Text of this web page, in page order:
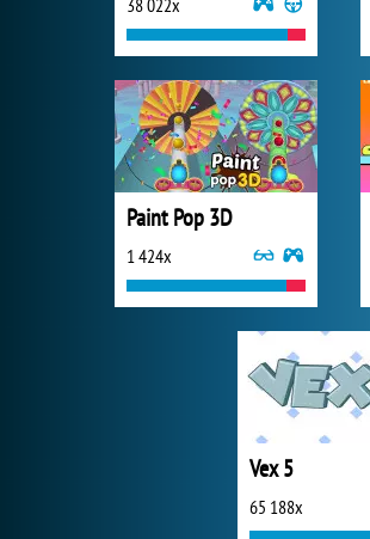
38 022x
Paint Pop 3D
1 424x
Vex 5
65 188x